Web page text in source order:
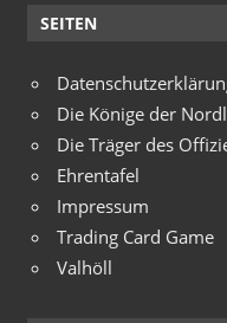
SEITEN
Die Könige der
Die Träger des
Ehrentafel
Impressum
Trading Card Game
Valhöll